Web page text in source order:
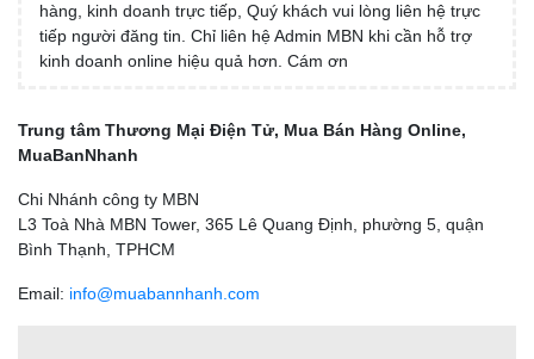
hàng, kinh doanh trực tiếp, Quý khách vui lòng liên hệ trực
tiếp người đăng tin. Chỉ liên hệ Admin MBN khi cần hỗ trợ
kinh doanh online hiệu quả hơn. Cám ơn
Trung tâm Thương Mại Điện Tử, Mua Bán Hàng Online,
MuaBanNhanh
Chi Nhánh công ty MBN
L3 Toà Nhà MBN Tower, 365 Lê Quang Định, phường 5, quận
Bình Thạnh, TPHCM
Email: info@muabannhanh.com